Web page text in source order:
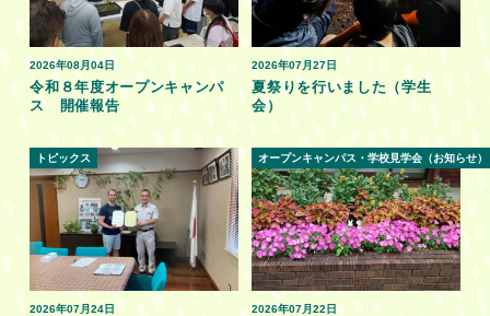
2026年08月04日
令和８年度オープンキャンパ
ス 開催報告
2026年07月27日
夏祭りを行いました（学生
会）
2026年07月24日
トピックス
2026年07月22日
オープンキャンパス・学校見学会（お知らせ）